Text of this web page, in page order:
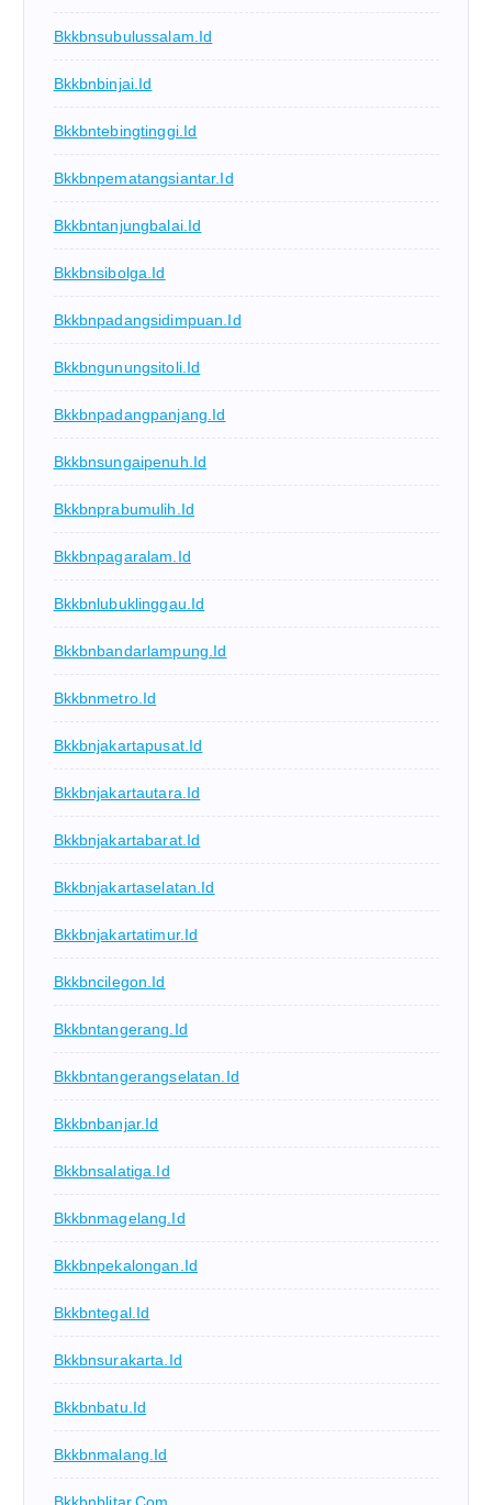
Bkkbnsubulussalam.id
Bkkbnbinjai.id
Bkkbntebingtinggi.id
Bkkbnpematangsiantar.id
Bkkbntanjungbalai.id
Bkkbnsibolga.id
Bkkbnpadangsidimpuan.id
Bkkbngunungsitoli.id
Bkkbnpadangpanjang.id
Bkkbnsungaipenuh.id
Bkkbnprabumulih.id
Bkkbnpagaralam.id
Bkkbnlubuklinggau.id
Bkkbnbandarlampung.id
Bkkbnmetro.id
Bkkbnjakartapusat.id
Bkkbnjakartautara.id
Bkkbnjakartabarat.id
Bkkbnjakartaselatan.id
Bkkbnjakartatimur.id
Bkkbncilegon.id
Bkkbntangerang.id
Bkkbntangerangselatan.id
Bkkbnbanjar.id
Bkkbnsalatiga.id
Bkkbnmagelang.id
Bkkbnpekalongan.id
Bkkbntegal.id
Bkkbnsurakarta.id
Bkkbnbatu.id
Bkkbnmalang.id